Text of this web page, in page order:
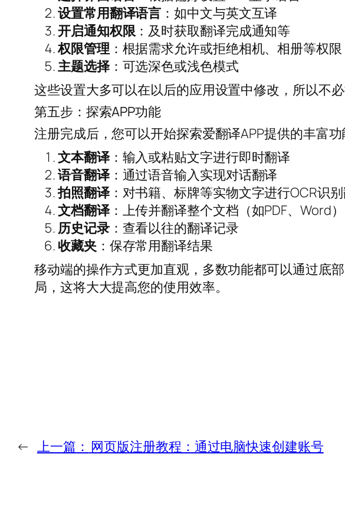
设置常用翻译语言 ：如中文与英文互译
开启通知权限：及时获取翻译完成通知等
权限管理：根据需求允许或拒绝相机、相册等权限
主题选择：可选深色或浅色模式
这些设置大多可以在以后的应用设置中修改，所以不必
第五步：探索APP功能
注册完成后，您可以开始探索爱翻译APP提供的丰富功
文本翻译：输入或粘贴文字进行即时翻译
语音翻译：通过语音输入实现对话翻译
拍照翻译：对书籍、标牌等实物文字进行OCR识
文档翻译：上传并翻译整个文档（如PDF、Word）
历史记录：查看以往的翻译记录
收藏夹：保存常用翻译结果
移动端的操作方式更加直观，多数功能都可以通过底
局，这将大大提高您的使用效率。
← 上一篇： 网页版注册教程：通过电脑快速创建账号